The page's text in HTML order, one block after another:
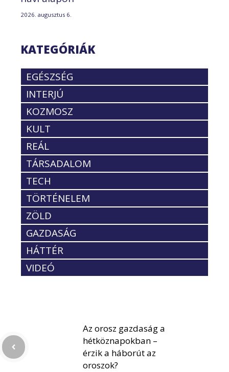
2026. augusztus 6.
KATEGÓRIÁK
EGÉSZSÉG
INTERJÚ
KOZMOSZ
KULT
REÁL
TÁRSADALOM
TECH
TÖRTÉNELEM
ZÖLD
GAZDASÁG
HÁTTÉR
VIDEÓ
Az orosz gazdaság a
hétköznapokban –
érzik a háborút az
oroszok?